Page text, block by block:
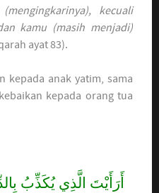
kecuali
kamu (masih menjadi)
ayat 83).
kepada anak yatim, sama
kepada orang tua
أَرَأَيْتَ الَّذِي يُكَذِّبُ